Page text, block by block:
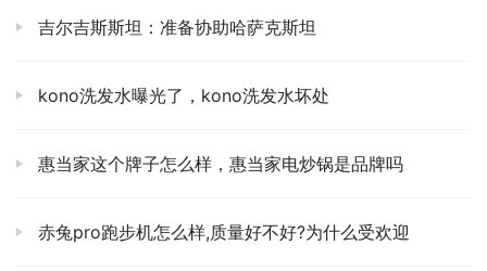
吉尔吉斯斯坦：准备协助哈萨克斯坦
kono洗发水曝光了，kono洗发水坏处
惠当家这个牌子怎么样，惠当家电炒锅是品牌吗
赤兔pro跑步机怎么样,质量好不好?为什么受欢迎